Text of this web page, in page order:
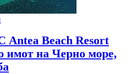
Beach Resort
имот на Черно море,